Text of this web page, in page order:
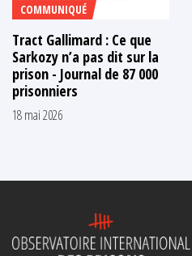
COMMUNIQUÉ
Tract Gallimard : Ce que
Sarkozy n’a pas dit sur la
prison - Journal de 87 000
prisonniers
18 mai 2026